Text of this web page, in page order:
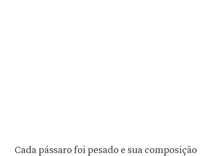
Cada pássaro foi pesado e sua composição